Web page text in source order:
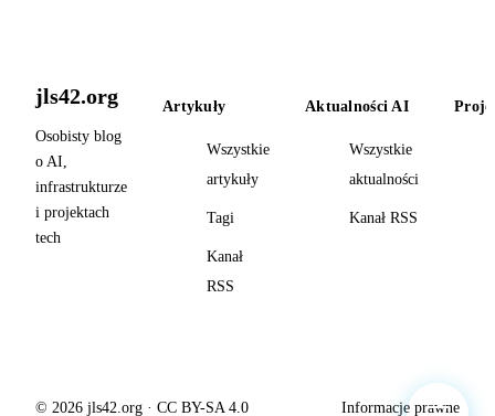
jls42.org
Osobisty blog
o AI,
infrastrukturze
i projektach
tech
Artykuły
Wszystkie
artykuły
Tagi
Kanał
RSS
Aktualności AI
Wszystkie
aktualności
Kanał RSS
© 2026 jls42.org · CC BY-SA 4.0 Informacje prawne